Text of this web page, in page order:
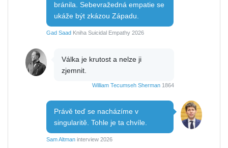
bránila. Sebevražedná empatie se
ukáže být zkázou Západu.
Gad Saad Kniha Suicidal Empathy 2026
Válka je krutost a nelze ji
zjemnit.
William Tecumseh Sherman 1864
Právě teď se nacházíme v
singularitě. Tohle je ta chvíle.
Sam Altman interview 2026